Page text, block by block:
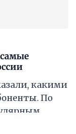
какими
По
устройства